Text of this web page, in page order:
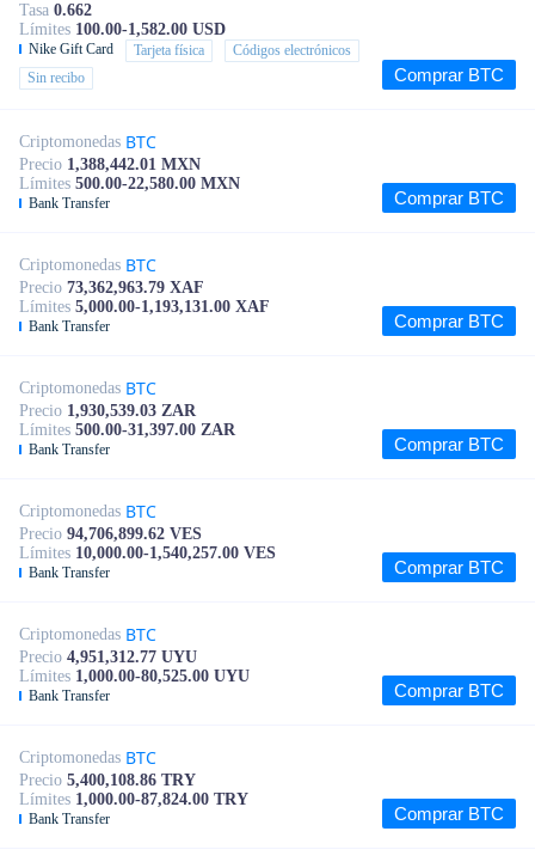
Tasa 0.662
Límites 100.00-1,582.00 USD
Nike Gift Card Tarjeta física
Códigos electrónicos
Sin recibo
Comprar BTC
Criptomonedas BTC
Precio 1,388,442.01 MXN
Límites 500.00-22,580.00 MXN
Bank Transfer Comprar BTC
Criptomonedas BTC
Precio 73,362,963.79 XAF
Límites 5,000.00-1,193,131.00 XAF
Bank Transfer Comprar BTC
Criptomonedas BTC
Precio 1,930,539.03 ZAR
Límites 500.00-31,397.00 ZAR
Bank Transfer Comprar BTC
Criptomonedas BTC
Precio 94,706,899.62 VES
Límites 10,000.00-1,540,257.00 VES
Bank Transfer Comprar BTC
Criptomonedas BTC
Precio 4,951,312.77 UYU
Límites 1,000.00-80,525.00 UYU
Bank Transfer Comprar BTC
Criptomonedas BTC
Precio 5,400,108.86 TRY
Límites 1,000.00-87,824.00 TRY
Bank Transfer Comprar BTC